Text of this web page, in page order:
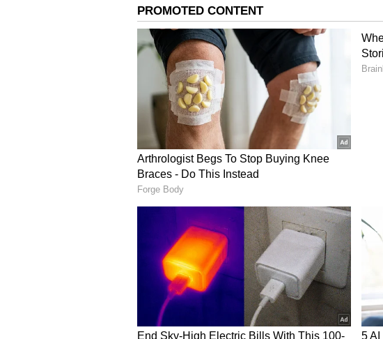
3
6
Image Credit :Pinterest
நழுவாமல் இருக்க சூப்பர்
இவை
ஃபிரிட்ஜ்ல இருந்து எடுத்த கூல் வாட்டர்